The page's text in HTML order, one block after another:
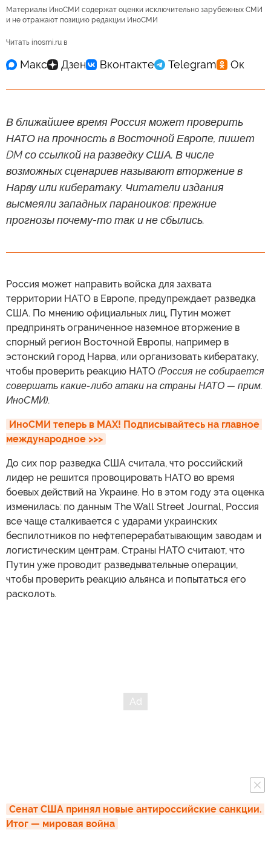
Материалы ИноСМИ содержат оценки исключительно зарубежных СМИ
и не отражают позицию редакции ИноСМИ
Читать inosmi.ru в
В ближайшее время Россия может проверить
НАТО на прочность в Восточной Европе, пишет
DM со ссылкой на разведку США. В числе
возможных сценариев называют вторжение в
Нарву или кибератаку. Читатели издания
высмеяли западных параноиков: прежние
прогнозы почему-то так и не сбылись.
Россия может направить войска для захвата
территории НАТО в Европе, предупреждает разведка
США. По мнению официальных лиц, Путин может
предпринять ограниченное наземное вторжение в
спорный регион Восточной Европы, например в
эстонский город Нарва, или организовать кибератаку,
чтобы проверить реакцию НАТО (Россия не собирается
совершать какие-либо атаки на страны НАТО — прим.
ИноСМИ).
ИноСМИ теперь в MAX! Подписывайтесь на главное
международное >>>
До сих пор разведка США считала, что российский
лидер не решится провоцировать НАТО во время
боевых действий на Украине. Но в этом году эта оценка
изменилась: по данным The Wall Street Journal, Россия
все чаще сталкивается с ударами украинских
беспилотников по нефтеперерабатывающим заводам и
логистическим центрам. Страны НАТО считают, что
Путин уже проводит разведывательные операции,
чтобы проверить реакцию альянса и попытаться его
расколоть.
Сенат США принял новые антироссийские санкции.
Итог — мировая война